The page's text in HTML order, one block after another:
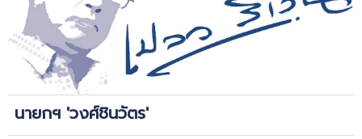
นายกฯ 'วงศ์ชินวัตร'